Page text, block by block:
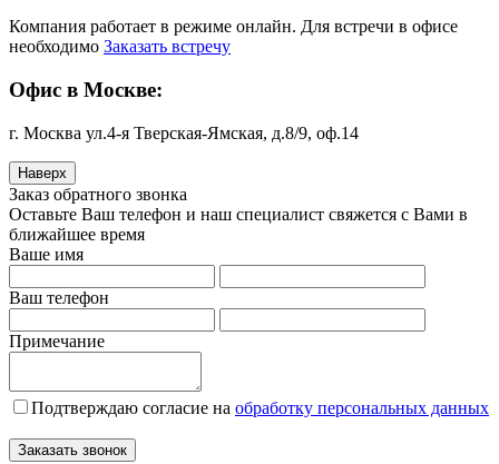
Компания работает в режиме онлайн. Для встречи в офисе
необходимо Заказать встречу
Офис в Москве:
г. Москва ул.4-я Тверская-Ямская, д.8/9, оф.14
Наверх
Заказ обратного звонка
Оставьте Ваш телефон и наш специалист свяжется с Вами в
ближайшее время
Ваше имя
Ваш телефон
Примечание
Подтверждаю согласие на обработку персональных данных
Заказать звонок